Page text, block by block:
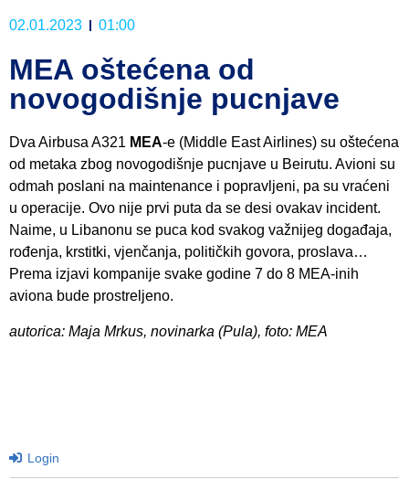
02.01.2023 01:00
MEA oštećena od
novogodišnje pucnjave
Dva Airbusa A321 MEA-e (Middle East Airlines) su oštećena
od metaka zbog novogodišnje pucnjave u Beirutu. Avioni su
odmah poslani na maintenance i popravljeni, pa su vraćeni
u operacije. Ovo nije prvi puta da se desi ovakav incident.
Naime, u Libanonu se puca kod svakog važnijeg događaja,
rođenja, krstitki, vjenčanja, političkih govora, proslava…
Prema izjavi kompanije svake godine 7 do 8 MEA-inih
aviona bude prostreljeno.
autorica: Maja Mrkus, novinarka (Pula), foto: MEA
Login